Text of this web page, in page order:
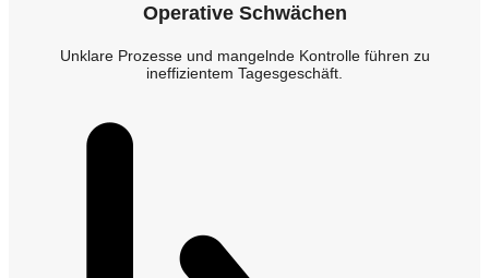
Operative Schwächen
Unklare Prozesse und mangelnde Kontrolle führen zu
ineffizientem Tagesgeschäft.